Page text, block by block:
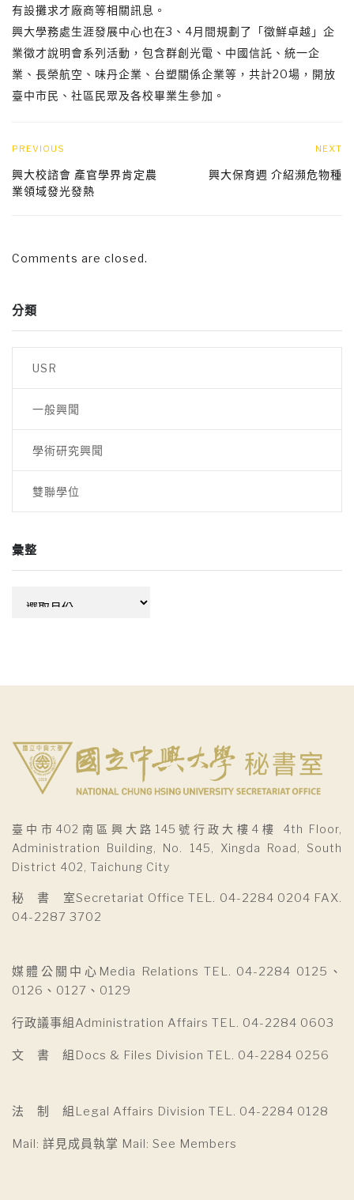
有設攤求才廠商等相關訊息。
興大學務處生涯發展中心也在3、4月間規劃了「徵鮮卓越」企
業徵才說明會系列活動，包含群創光電、中國信託、統一企
業、長榮航空、味丹企業、台塑關係企業等，共計20場，開放
臺中市民、社區民眾及各校畢業生參加。
PREVIOUS
興大校諮會 產官學界肯定農
業領域發光發熱
NEXT
興大保育週 介紹瀕危物種
Comments are closed.
分類
USR
一般興聞
學術研究興聞
雙聯學位
彙整
臺中市402南區興大路145號行政大樓4樓 4th Floor,
Administration Building, No. 145, Xingda Road, South
District 402, Taichung City
秘 書 室Secretariat Office TEL. 04-2284 0204 FAX.
04-2287 3702
媒體公關中心Media Relations TEL. 04-2284 0125、
0126、0127、0129
行政議事組Administration Affairs TEL. 04-2284 0603
文 書 組Docs & Files Division TEL. 04-2284 0256
法 制 組Legal Affairs Division TEL. 04-2284 0128
Mail: 詳見成員執掌 Mail: See Members